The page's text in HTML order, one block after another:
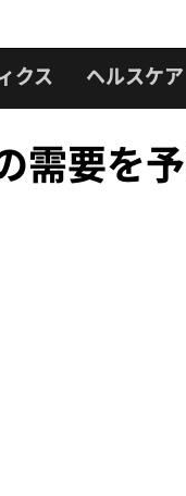
クス ヘルスケア
需要を